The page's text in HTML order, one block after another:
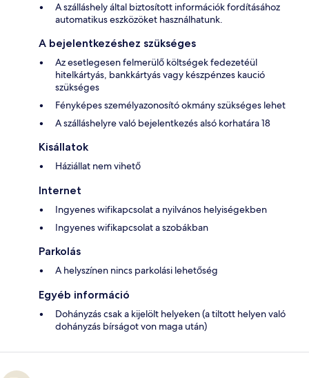
A szálláshely által biztosított információk fordításához
automatikus eszközöket használhatunk.
A bejelentkezéshez szükséges
Az esetlegesen felmerülő költségek fedezetéül
hitelkártyás, bankkártyás vagy készpénzes kaució
szükséges
Fényképes személyazonosító okmány szükséges lehet
A szálláshelyre való bejelentkezés alsó korhatára 18
Kisállatok
Háziállat nem vihető
Internet
Ingyenes wifikapcsolat a nyilvános helyiségekben
Ingyenes wifikapcsolat a szobákban
Parkolás
A helyszínen nincs parkolási lehetőség
Egyéb információ
Dohányzás csak a kijelölt helyeken (a tiltott helyen való
dohányzás bírságot von maga után)